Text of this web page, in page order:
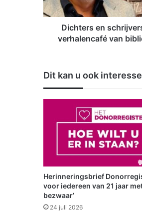
s
e
i
j
v
r
d
i
c
Dichters en
verhalencafé van
Dit kan u ook
Herinneringsbrief
voor iedereen van 21 jaar met
bezwaar’
24 juli 2026